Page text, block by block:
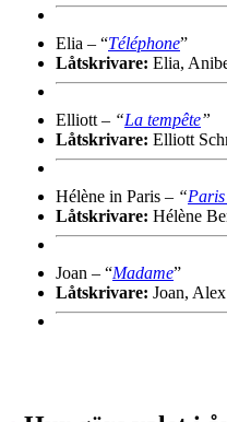
Elia – “Téléphone”
Låtskrivare: Elia,
Elliott – “La tempête”
Låtskrivare: Elliott
Hélène in Paris – “
Låtskrivare: Hélène
Joan – “Madame”
Låtskrivare: Joan,